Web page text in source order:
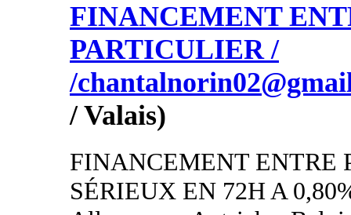
FINANCEMENT
PARTICULIER /
/
/ Valais)
FINANCEMENT ENTRE
SÉRIEUX EN 72H A